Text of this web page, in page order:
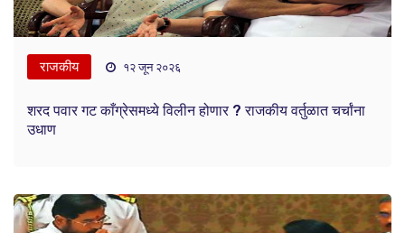
राजकीय १२ जून २०२६
शरद पवार गट काँग्रेसमध्ये विलीन होणार ? राजकीय वर्तुळात चर्चांना
उधाण